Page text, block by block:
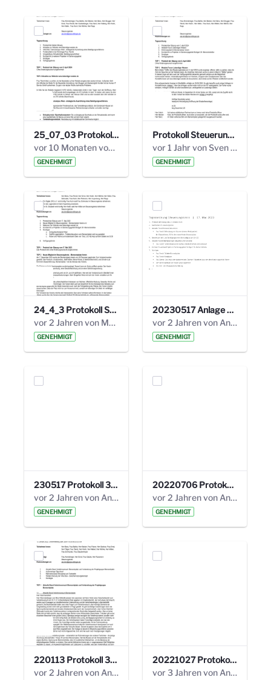
25_07_03 Protokoll Steuerungskreis.pdf
vor 10 Monaten von Alexander Orlowski
GENEHMIGT
Protokoll Steuerungskreis_06.02.2025 .pdf
vor 1 Jahr von Sven Hitzler
GENEHMIGT
24_4_3 Protokoll Steuerungskreis.pdf
vor 2 Jahren von Marcel Eckert
GENEHMIGT
20230517 Anlage 1_35. Steuerungskreis.pdf
vor 2 Jahren von Anni Schlumberger
GENEHMIGT
230517 Protokoll 35. Steuerungskreis.pdf
vor 2 Jahren von Anni Schlumberger
GENEHMIGT
20220706 Protokoll 33. Steuerungskreis.pdf
vor 2 Jahren von Anni Schlumberger
GENEHMIGT
220113 Protokoll 32. Steuerungskreis.pdf
vor 2 Jahren von Anni Schlumberger
20221027 Protokoll 34. Steuerungskreis.pdf
vor 3 Jahren von Anni Schlumberger